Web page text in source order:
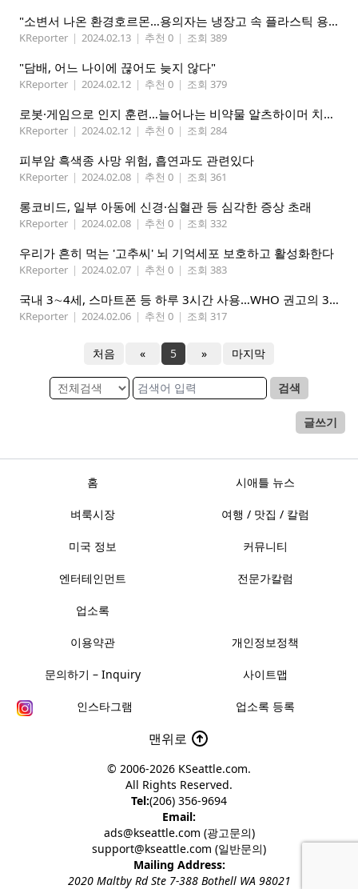
"소변서 나온 환경호르몬…용의자는 냉장고 속 플라스틱 용기"
KReporter | 2024.02.13 | 추천 0 | 조회 389
"담배, 어느 나이에 끊어도 늦지 않다"
KReporter | 2024.02.12 | 추천 0 | 조회 379
로봇·게임으로 인지 훈련…늘어나는 비약물 알츠하이머 치료법
KReporter | 2024.02.12 | 추천 0 | 조회 284
피부암 흑색종 사망 위험, 흡연과도 관련있다
KReporter | 2024.02.08 | 추천 0 | 조회 361
롱코비드, 일부 아동에 신경·심혈관 등 심각한 증상 초래
KReporter | 2024.02.08 | 추천 0 | 조회 332
우리가 흔히 먹는 '고추씨' 뇌 기억세포 보호하고 활성화한다
KReporter | 2024.02.07 | 추천 0 | 조회 383
국내 3∼4세, 스마트폰 등 하루 3시간 사용…WHO 권고의 3배
KReporter | 2024.02.06 | 추천 0 | 조회 317
처음 « 5 » 마지막
검색
글쓰기
홈 시애틀 뉴스
벼룩시장 여행 / 맛집 / 칼럼
미국 정보 커뮤니티
엔터테인먼트 전문가칼럼
업소록
이용약관 개인정보정책
문의하기 – Inquiry 사이트맵
인스타그램 업소록 등록
맨위로
© 2006-2026 KSeattle.com.
All Rights Reserved.
Tel:(206) 356-9694
Email:
ads@kseattle.com (광고문의)
support@kseattle.com (일반문의)
Mailing Address:
2020 Maltby Rd Ste 7-388 Bothell WA 98021